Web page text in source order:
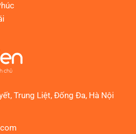
Trung Liệt, Đống Đa, Hà Nội